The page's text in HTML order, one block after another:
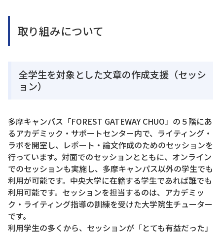
取り組みについて
全学生を対象とした文章の作成支援（セッシ
ョン）
多摩キャンパス「FOREST GATEWAY CHUO」の５階にあ
るアカデミック・サポートセンター内で、ライティング・
ラボを開室し、レポート・論文作成のためのセッションを
行っています。対面でのセッションとともに、オンライン
でのセッションも実施し、多摩キャンパス以外の学生でも
利用が可能です。中央大学に在籍する学生であれば誰でも
利用可能です。セッションを担当するのは、アカデミッ
ク・ライティング指導の訓練を受けた大学院生チューター
です。
利用学生の多くから、セッションが「とても有益だった」